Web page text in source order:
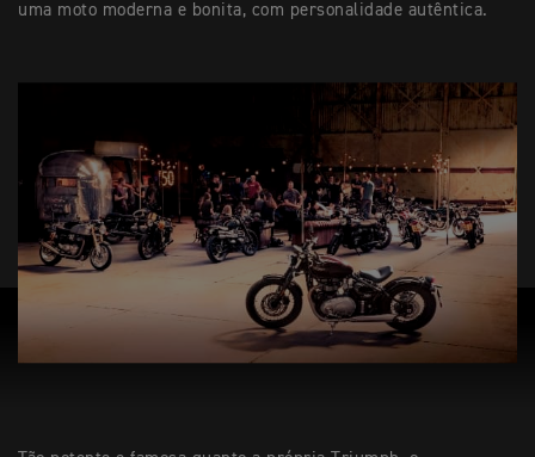
uma moto moderna e bonita, com personalidade autêntica.